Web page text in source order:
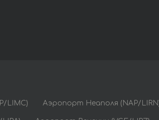
LIMC) Аэропорт Неаполя (NAP/